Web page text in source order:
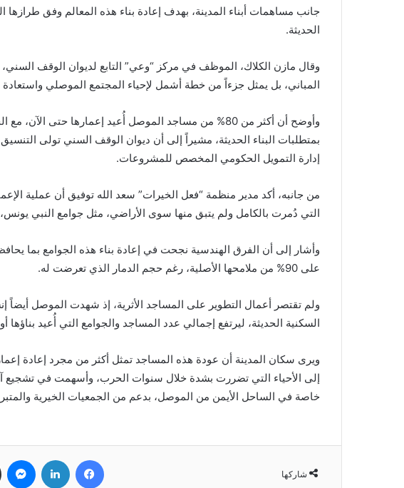
جانب مساهمات أبناء المدينة، بهدف إعادة بناء هذه المعالم وفق طرازها
الحديثة.
وقال مازن الكلاك، الموظف في مركز “وعي” التابع لديوان الوقف
المباني، بل يمثل جزءاً من خطة أشمل لإحياء المجتمع الموصلي واستعادة
وأوضح أن أكثر من 80% من مساجد الموصل أُعيد إعمارها حتى
بمتطلبات البناء الحديثة، مشيراً إلى أن ديوان الوقف السني تولى
إدارة التمويل الحكومي المخصص للمشروعات.
من جانبه، أكد مدير منظمة “فعل الخيرات” سعد الله توفيق أن عملية
التي دُمرت بالكامل ولم يتبق منها سوى الأراضي، مثل جوامع النبي يونس،
وأشار إلى أن الفرق الهندسية نجحت في إعادة بناء هذه الجوامع بما
على 90% من ملامحها الأصلية، رغم حجم الدمار الذي تعرضت له.
السكنية الحديثة، ليرتفع إجمالي عدد المساجد والجوامع التي أُعيد بناؤها أو شُيدت
ويرى سكان المدينة أن عودة هذه المساجد تمثل أكثر من مجرد إعادة
إلى الأحياء التي تضررت بشدة خلال سنوات الحرب، وأسهمت في تشجيع
خاصة في الساحل الأيمن من الموصل، بدعم من الجمعيات الخيرية
شاركها
فيسبوك لينكدإن